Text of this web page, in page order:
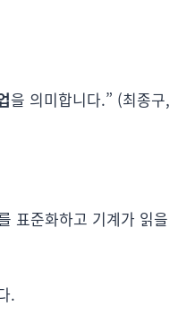
을 의미합니다.” (최종구,
표준화하고 기계가 읽을
.